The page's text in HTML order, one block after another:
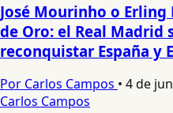
José Mourinho o
de Oro: el Real Madrid
reconquistar España y
Por Carlos Campos • 4 de
Carlos Campos